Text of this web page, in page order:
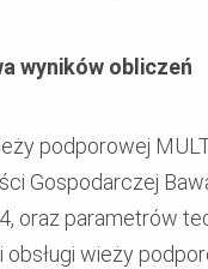
wyników obliczeń
podporowej
Gospodarczej
oraz parametrów
obsługi wieży